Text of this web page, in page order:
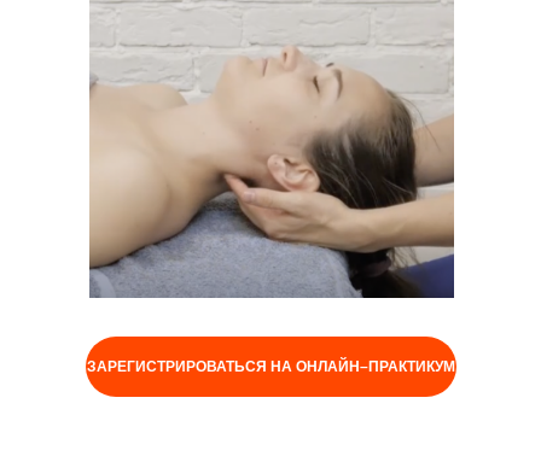
ЗАРЕГИСТРИРОВАТЬСЯ НА ОНЛАЙН–ПРАКТИКУМ